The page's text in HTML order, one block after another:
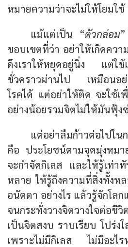
หมายความว่าจะไม่ให้โยมใช้
แม้แต่เป็น “ตัวกล่อม
ขอบเขตที่ว่า อย่าให้เกิดคว
ดึงเราให้หยุดอยู่นิ่ง แต่ใช้
ชั่วคราวผ่านไป เหมือนอย่
โรคได้ แต่อย่าให้ติด จะใช้เ
อย่างน้อยรวมจิตไม่ให้มันฟุ้ง
แต่อย่าลืมก้าวต่อไปใน
คือ ประโยชน์ตามจุดมุ่งหม
จะกำจัดกิเลส และให้รู้เท่า
หลาย ให้รู้ถึงความที่สิ่งทั้งห
อนัตตา อย่างไร แล้วรู้จักโล
จนกระทั่งวางจิตวางใจต่อชีวิ
เป็นจิตสงบ ราบเรียบ โปร่ง
เพราะไม่มีกิเลส ไม่มีอะไร